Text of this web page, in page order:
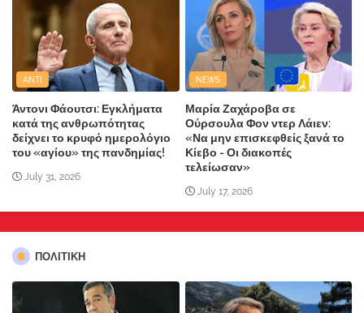
ANTI
Άντονι Φάουτσι: Εγκλήματα
κατά της ανθρωπότητας
δείχνει το κρυφό ημερολόγιο
του «αγίου» της πανδημίας!
July 31, 2026
NEWS
Μαρία Ζαχάροβα σε
Ούρσουλα Φον ντερ Λάιεν:
«Να μην επισκεφθείς ξανά το
Κίεβο - Οι διακοπές
τελείωσαν»
July 17, 2026
ΠΟΛΙΤΙΚΗ